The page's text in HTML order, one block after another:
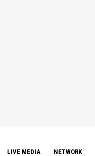
LIVE MEDIA NETWORK